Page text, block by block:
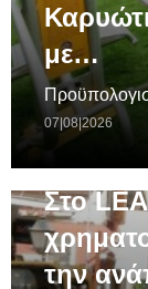
με…
07|08|2026
Στο
την